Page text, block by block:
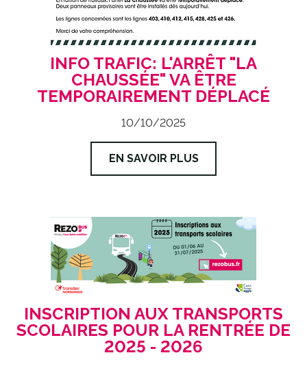
INFO TRAFIC: L'ARRÊT "LA
CHAUSSÉE" VA ÊTRE
TEMPORAIREMENT DÉPLACÉ
10/10/2025
EN SAVOIR PLUS
INSCRIPTION AUX TRANSPORTS
SCOLAIRES POUR LA RENTRÉE DE
2025 - 2026